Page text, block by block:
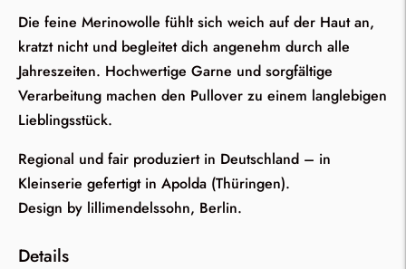
Die feine Merinowolle fühlt sich weich auf der Haut an,
kratzt nicht und begleitet dich angenehm durch alle
Jahreszeiten. Hochwertige Garne und sorgfältige
Verarbeitung machen den Pullover zu einem langlebigen
Lieblingsstück.
Regional und fair produziert in Deutschland – in
Kleinserie gefertigt in Apolda (Thüringen).
Design by lillimendelssohn, Berlin.
Details